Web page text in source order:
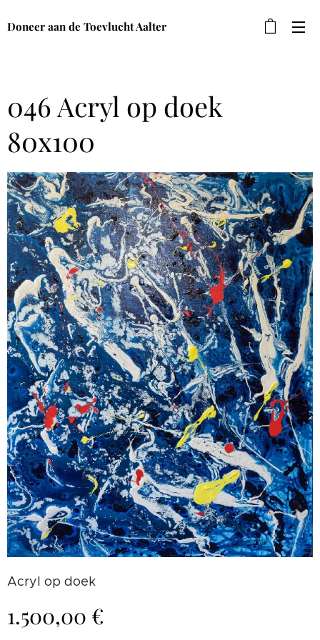
Doneer aan de Toevlucht Aalter
046 Acryl op doek
80x100
Acryl op doek
1.500,00 €